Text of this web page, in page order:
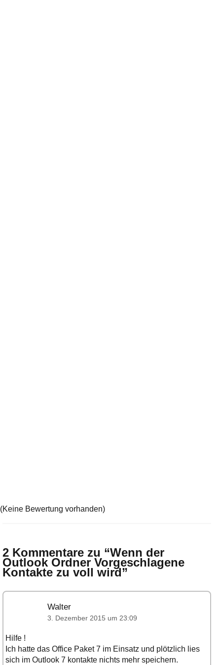
(Keine Bewertung vorhanden)
2 Kommentare zu “Wenn der
Outlook Ordner Vorgeschlagene
Kontakte zu voll wird”
Walter
3. Dezember 2015 um 23:09
Hilfe !
Ich hatte das Office Paket 7 im Einsatz und plötzlich lies
sich im Outlook 7 kontakte nichts mehr speichern.